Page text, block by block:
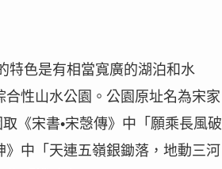
特色是有相當寬廣的湖泊和水
性山水公園。公園原址名為宋家
《宋書•宋愨傳》中「願乘長風破
中「天連五嶺銀鋤落，地動三河